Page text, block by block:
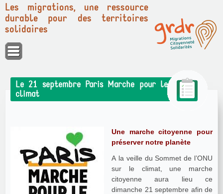
Panneau de gestion des cookies
Les migrations, une ressource
durable pour des territoires
solidaires
Le 21 septembre Paris Marche pour le
climat
Une marche citoyenne pour
préserver notre planète
A la veille du Sommet de l’ONU
sur le climat, une marche
citoyenne aura lieu ce
dimanche 21 septembre afin de